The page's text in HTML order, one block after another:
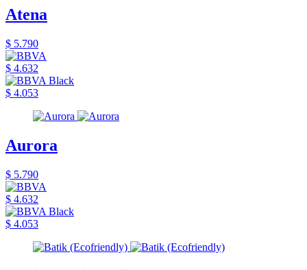
Atena
$ 5.790
$ 4.632
$ 4.053
Aurora
$ 5.790
$ 4.632
$ 4.053